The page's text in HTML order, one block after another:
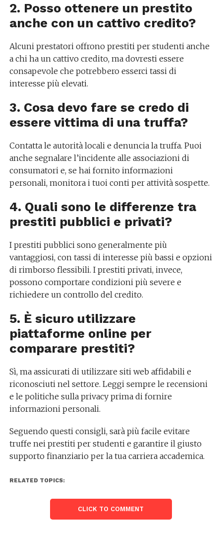
2. Posso ottenere un prestito
anche con un cattivo credito?
Alcuni prestatori offrono prestiti per studenti anche
a chi ha un cattivo credito, ma dovresti essere
consapevole che potrebbero esserci tassi di
interesse più elevati.
3. Cosa devo fare se credo di
essere vittima di una truffa?
Contatta le autorità locali e denuncia la truffa. Puoi
anche segnalare l’incidente alle associazioni di
consumatori e, se hai fornito informazioni
personali, monitora i tuoi conti per attività sospette.
4. Quali sono le differenze tra
prestiti pubblici e privati?
I prestiti pubblici sono generalmente più
vantaggiosi, con tassi di interesse più bassi e opzioni
di rimborso flessibili. I prestiti privati, invece,
possono comportare condizioni più severe e
richiedere un controllo del credito.
5. È sicuro utilizzare
piattaforme online per
comparare prestiti?
Sì, ma assicurati di utilizzare siti web affidabili e
riconosciuti nel settore. Leggi sempre le recensioni
e le politiche sulla privacy prima di fornire
informazioni personali.
Seguendo questi consigli, sarà più facile evitare
truffe nei prestiti per studenti e garantire il giusto
supporto finanziario per la tua carriera accademica.
RELATED TOPICS:
CLICK TO COMMENT